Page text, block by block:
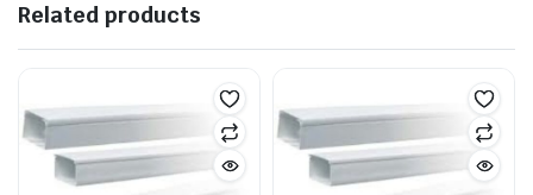
Related products